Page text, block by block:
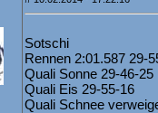
Sotschi
Rennen 2:01.587 29-
Quali Sonne 29-46-25
Quali Eis 29-55-16
Quali Schnee